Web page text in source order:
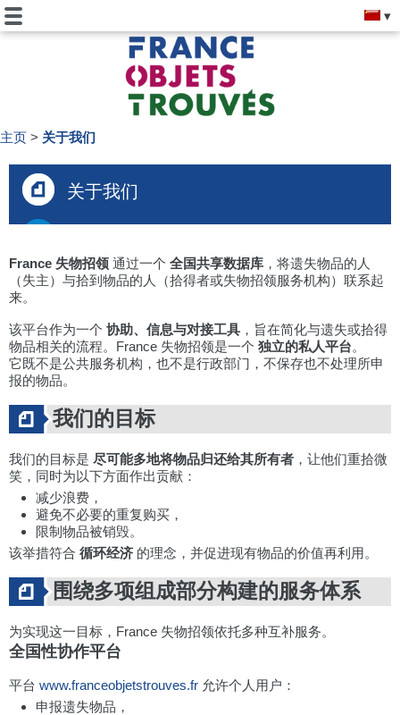
主页 关于我们
关于我们
France 失物招领 通过一个 全国共享数据库 ，将遗失物品的人
（失主）与拾到物品的人（拾得者或失物招领服务机构）联系起
来。
该平台作为一个 协助、信息与对接工具 ，旨在简化与遗失或拾得
物品相关的流程。France 失物招领是一个 独立的私人平台。
它既不是公共服务机构，也不是行政部门，不保存也不处理所申
报的物品。
我们的目标
我们的目标是 尽可能多地将物品归还给其所有者 ，让他们重拾微
笑，同时为以下方面作出贡献：
减少浪费，
避免不必要的重复购买，
限制物品被销毁。
该举措符合 循环经济 的理念，并促进现有物品的价值再利用。
围绕多项组成部分构建的服务体系
为实现这一目标，France 失物招领依托多种互补服务。
全国性协作平台
平台 www.franceobjetstrouves.fr 允许个人用户：
申报遗失物品，